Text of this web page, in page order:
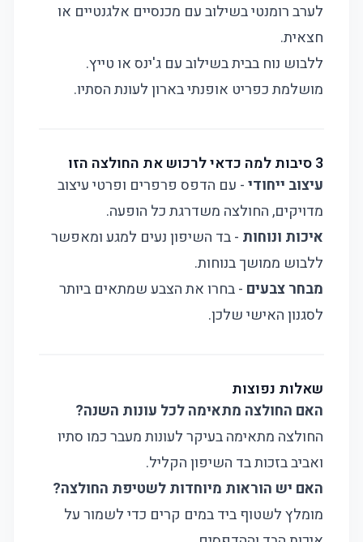
לערב רומנטי בשילוב עם מכנסיים אלגנטיים או
חצאית.
ללבוש נוח בבית בשילוב עם ג'ינס או טייץ.
מושלמת כפריט אופנתי בארון לעונת הסתיו.
3 סיבות למה כדאי לרכוש את החולצה הזו
עיצוב ייחודי- עם הדפס פרפרים ופרטי עיצוב
מדויקים, החולצה משדרגת כל הופעה.
איכות ונוחות - בד השיפון נעים למגע ומאפשר
ללבוש ממושך בנוחות.
מבחר צבעים - בחרו את הצבע שמתאים ביותר
לסגנון האישי שלכן.
שאלות נפוצות
האם החולצה מתאימה לכל עונות השנה?
החולצה מתאימה בעיקר לעונות מעבר כמו סתיו
ואביב בזכות בד השיפון הקליל.
האם יש הוראות מיוחדות לשטיפת החולצה?
מומלץ לשטוף ביד במים קרים כדי לשמור על